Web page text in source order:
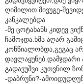
ღიმილით მივუგე-
კანკალებდა
-მე ცოტახანს კიდევ
ჩამოჯდა.ხმა აღარ
კონწიალობდა,გეგაც
დავლაყუნებ.დამჯდარი
გადავუშვი კუთვნილ
-დაბრუნი?-